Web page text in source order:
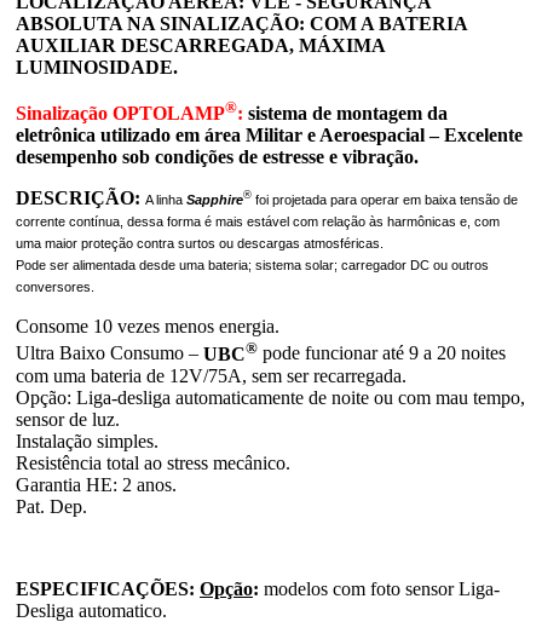
ABSOLUTA NA SINALIZAÇÃO: COM A BATERIA
AUXILIAR DESCARREGADA, MÁXIMA
LUMINOSIDADE.
Sinalização OPTOLAMP®: sistema de montagem da
eletrônica utilizado em área Militar e Aeroespacial – Excelente
desempenho sob condições de estresse e vibração.
DESCRIÇÃO: A linha Sapphire® foi projetada para operar em baixa tensão de
corrente contínua, dessa forma é mais estável com relação às harmônicas e, com
uma maior proteção contra surtos ou descargas atmosféricas.
Pode ser alimentada desde uma bateria; sistema solar; carregador DC ou outros
conversores.
Consome 10 vezes menos energia.
Ultra Baixo Consumo – UBC® pode funcionar até 9 a 20 noites
com uma bateria de 12V/75A, sem ser recarregada.
Opção: Liga-desliga automaticamente de noite ou com mau tempo,
sensor de luz.
Instalação simples.
Resistência total ao stress mecânico.
Garantia HE: 2 anos.
Pat. Dep.
ESPECIFICAÇÕES: Opção: modelos com foto sensor Liga-
Desliga automatico.